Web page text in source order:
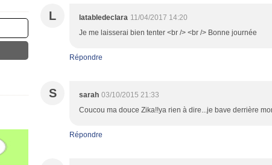
L latabledeclara 11/04/2017 14:20
Je me laisserai bien tenter <br /> <br /> Bonne journée
Répondre
S sarah 03/10/2015 21:33
Coucou ma douce Zika!!ya rien à dire...je bave derrière
Répondre